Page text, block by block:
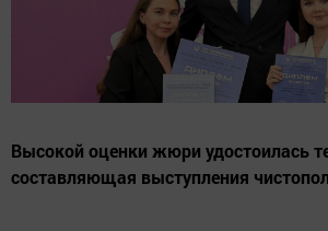
Высокой оценки жюри удостоилась
составляющая выступления